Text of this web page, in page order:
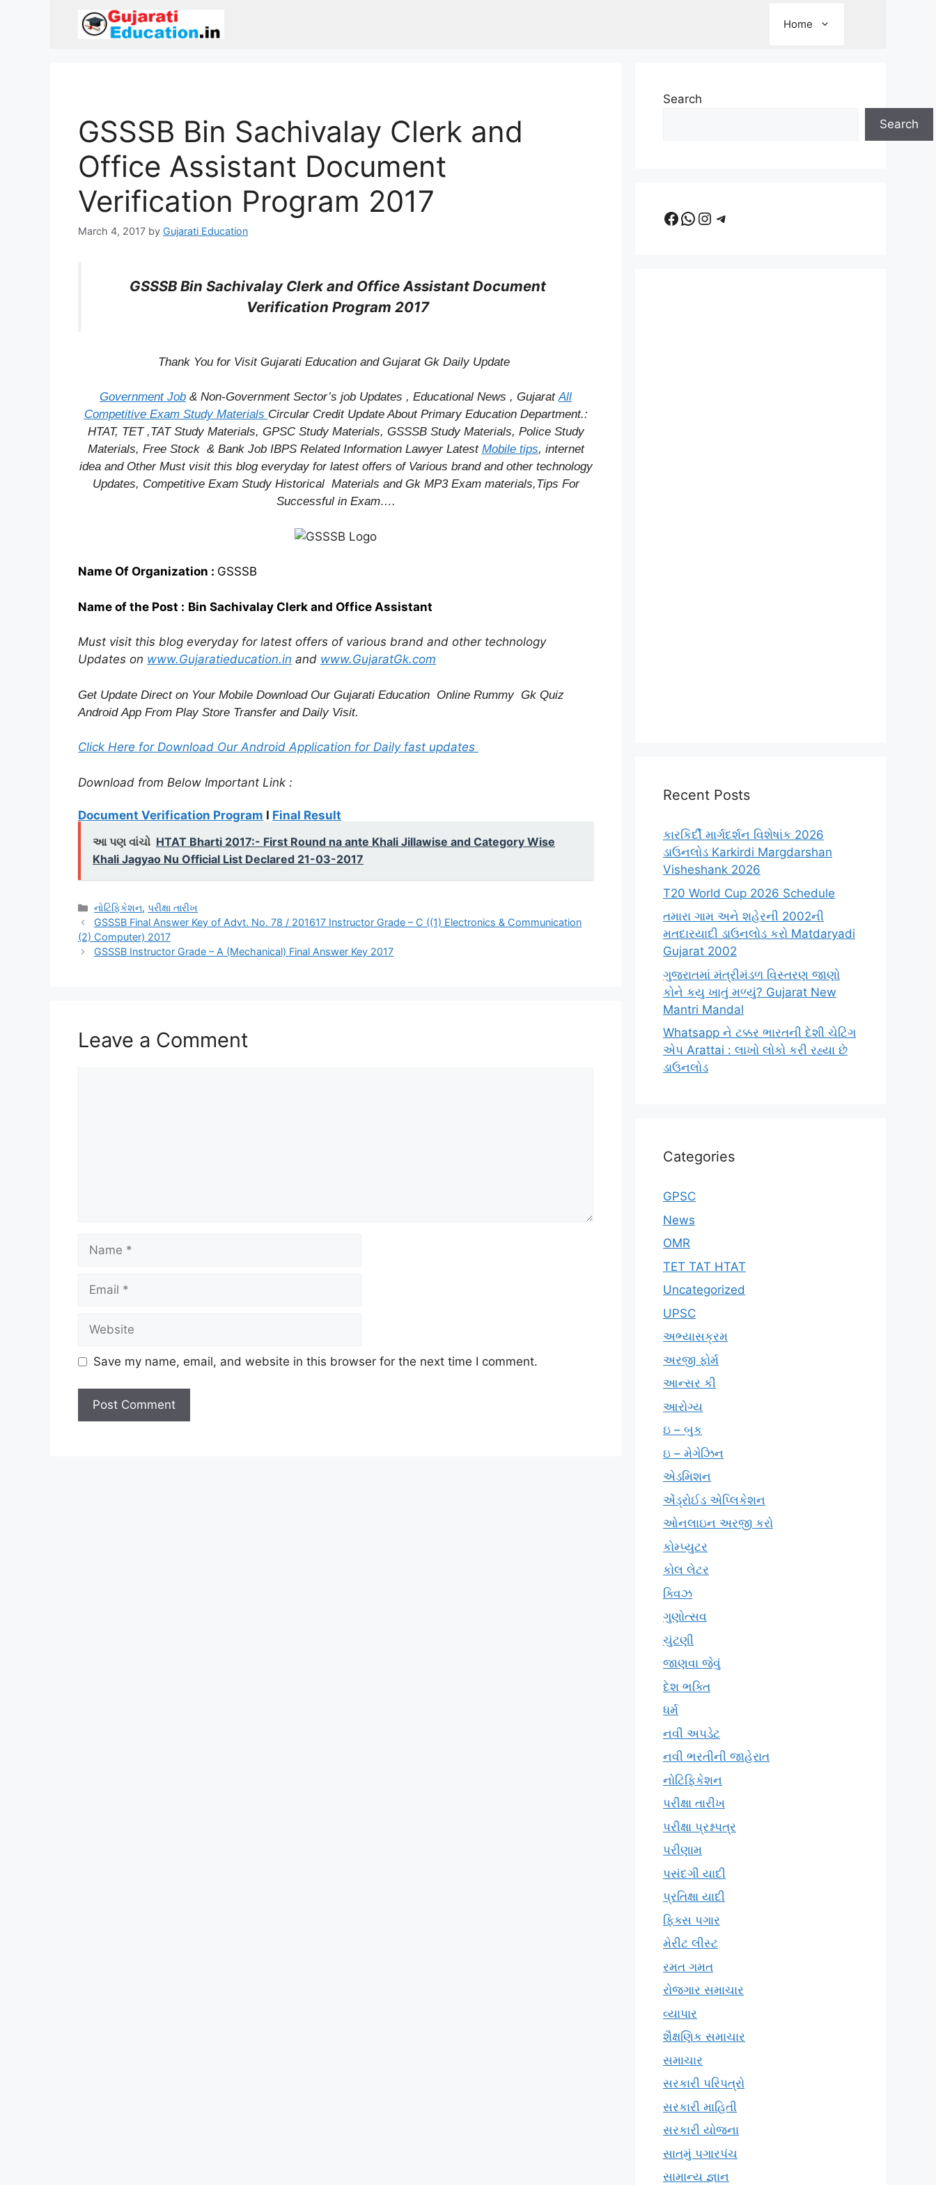
Home
GSSSB Bin Sachivalay Clerk and
Office Assistant Document
Verification Program 2017
March 4, 2017 by Gujarati Education
GSSSB Bin Sachivalay Clerk and Office Assistant Document
Verification Program 2017
Thank You for Visit Gujarati Education and Gujarat Gk Daily Update
Government Job & Non-Government Sector’s job Updates , Educational News , GujaratAll
Competitive Exam Study Materials Circular CreditUpdate About Primary Education Department.:
HTAT, TET ,TAT Study Materials, GPSC Study Materials, GSSSB Study Materials, Police Study
Materials, Free Stock & Bank Job IBPS Related Information Lawyer Latest Mobile tips, internet
ideaand Other Must visit this blog everyday for latest offers of Various brand and other technology
Updates, Competitive Exam Study HistoricalMaterials and Gk MP3 Exam materials,Tips For
Successfulin Exam….
Name Of Organization : GSSSB
Name of the Post : Bin Sachivalay Clerk and Office Assistant
Must visit this blog everyday for latest offers of various brand and other technology
Updates on www.Gujaratieducation.in and www.GujaratGk.com
Get Update Direct on Your Mobile Download Our Gujarati Education Online Rummy Gk Quiz
Android App From Play Store Transferand Daily Visit.
Click Here for Download Our Android Application for Daily fast updates
Download from Below Important Link :
Document Verification Program I Final Result
આ પણ વાંચો HTAT Bharti 2017:- First Round na ante Khali Jillawise and Category Wise
Khali Jagyao Nu Official List Declared 21-03-2017
Categories
નોટિફિકેશન,પરીક્ષા તારીખ
GSSSB Final Answer Key of Advt. No. 78 / 201617 Instructor Grade – C ((1) Electronics & Communication
(2) Computer) 2017
GSSSB Instructor Grade – A (Mechanical) Final Answer Key 2017
Leave a Comment
Name
Email
Website
Save my name, email, and website in this browser for the next time I comment.
Search
Search
Facebook
WhatsApp
Instagram
Telegram
Recent Posts
કારકિર્દી માર્ગદર્શન વિશેષાંક 2026
ડાઉનલોડ Karkirdi Margdarshan
Visheshank 2026
T20 World Cup 2026 Schedule
તમારા ગામ અને શહેરની 2002ની
મતદારયાદી ડાઉનલોડ કરો Matdaryadi
Gujarat 2002
ગુજરાતમાં મંત્રીમંડળ વિસ્તરણ જાણો
કોને કયુ ખાતું મળ્યું? Gujarat New
Mantri Mandal
Whatsapp ને ટક્કર ભારતની દેશી ચેટિંગ
એપ Arattai : લાખો લોકો કરી રહ્યા છે
ડાઉનલોડ
Categories
GPSC
News
OMR
TET TAT HTAT
Uncategorized
UPSC
અભ્યાસક્રમ
અરજી ફોર્મ
આન્સર કી
આરોગ્ય
ઇ – બુક
ઇ – મેગેઝિન
એડમિશન
એંડ્રોઈડ એપ્લિકેશન
ઓનલાઇન અરજી કરો
કોમ્પ્યુટર
કોલ લેટર
ક્વિઝ
ગુણોત્સવ
ચુંટણી
જાણવા જેવું
દેશ ભક્તિ
ધર્મ
નવી અપડેટ
નવી ભરતીની જાહેરાત
નોટિફિકેશન
પરીક્ષા તારીખ
પરીક્ષા પ્રશ્નપત્ર
પરીણામ
પસંદગી યાદી
પ્રતિક્ષા યાદી
ફિક્સ પગાર
મેરીટ લીસ્ટ
રમત ગમત
રોજગાર સમાચાર
વ્યાપાર
શૈક્ષણિક સમાચાર
સમાચાર
સરકારી પરિપત્રો
સરકારી માહિતી
સરકારી યોજના
સાતમું પગારપંચ
સામાન્ય જ્ઞાન